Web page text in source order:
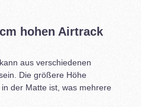
hohen Airtrack
aus verschiedenen
Die größere Höhe
der Matte ist, was mehrere